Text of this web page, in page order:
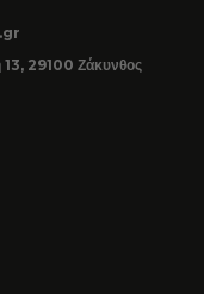
29100 Ζάκυνθος